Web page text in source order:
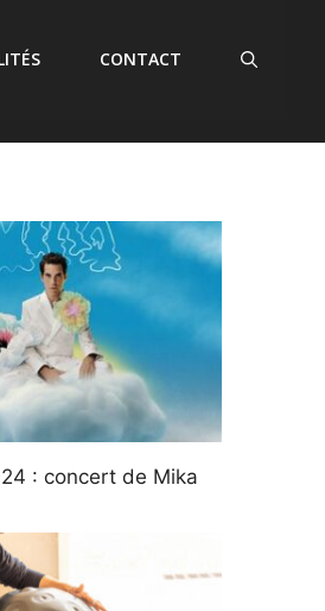
CONTACT
: concert de Mika